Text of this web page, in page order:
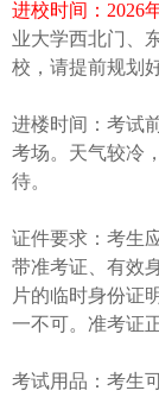
进校时间： 2026
业大学西北门、
校，请提前规划
进楼时间：考试
考场。天气较冷
待。
证件要求：考生
带准考证、有效
片的临时身份证
一不可。准考证
考试用品：考生